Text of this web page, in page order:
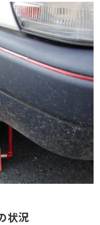
状況